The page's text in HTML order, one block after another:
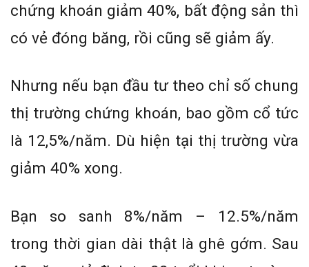
chứng khoán giảm 40%, bất động sản thì
có vẻ đóng băng, rồi cũng sẽ giảm ấy.
Nhưng nếu bạn đầu tư theo chỉ số chung
thị trường chứng khoán, bao gồm cổ tức
là 12,5%/năm. Dù hiện tại thị trường vừa
giảm 40% xong.
Bạn so sanh 8%/năm – 12.5%/năm
trong thời gian dài thật là ghê gớm. Sau